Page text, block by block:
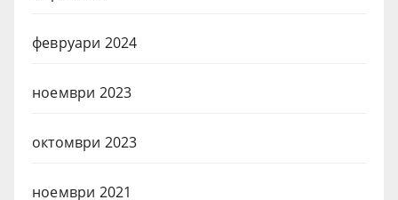
февруари 2024
ноември 2023
октомври 2023
ноември 2021